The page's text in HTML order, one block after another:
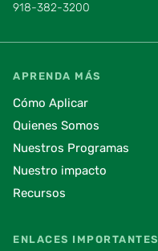
918-382-3200
ENLACES IMPORTANTES
APRENDA MÁS
Cómo Aplicar
Quienes Somos
Nuestros Programas
Nuestro impacto
Recursos